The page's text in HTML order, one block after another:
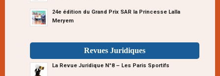
24e édition du Grand Prix SAR la Princesse Lalla
Meryem
Revues Juridiques
La Revue Juridique N°8 – Les Paris Sportifs